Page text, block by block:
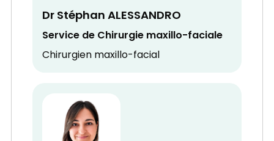
Dr Stéphan ALESSANDRO
Service de Chirurgie maxillo-faciale
Chirurgien maxillo-facial